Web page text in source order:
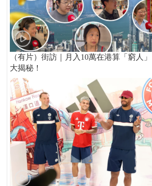
（有片）街訪｜月入10萬在港算「窮人
大揭秘！